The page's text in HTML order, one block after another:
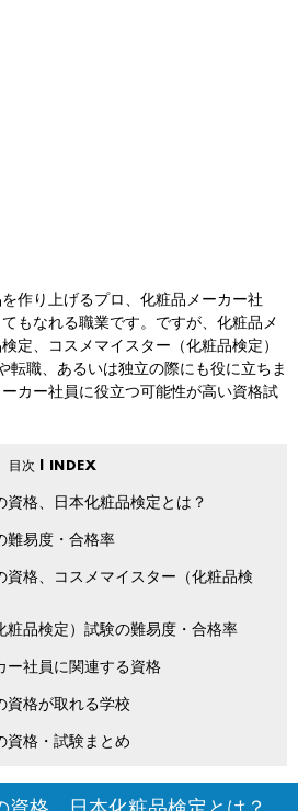
作り上げるプロ、化粧品メーカー社
もなれる職業です。ですが、化粧品メ
定、コスメマイスター（化粧品検定）
転職、あるいは独立の際にも役に立ちま
カー社員に役立つ可能性が高い資格試
資格、日本化粧品検定とは？
難易度・合格率
資格、コスメマイスター（化粧品検
粧品検定）試験の難易度・合格率
ー社員に関連する資格
資格が取れる学校
資格・試験まとめ